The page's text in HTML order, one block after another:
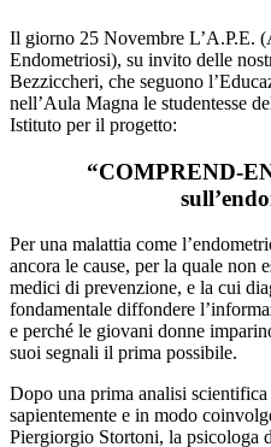
Il giorno 25 Novembre L’A.P.E.
Endometriosi), su invito delle
Bezziccheri, che seguono
nell’Aula Magna le studentesse
Istituto per il progetto:
“COMPREND-
Per una malattia come
ancora le cause, per la quale non
medici di prevenzione, e la cui
fondamentale diffondere
e perché le giovani donne
suoi segnali il prima possibile.
Dopo una prima analisi
sapientemente e in modo
Piergiorgio Stortoni, la psicologa